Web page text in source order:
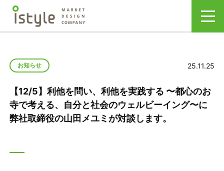
お知らせ 25.11.25
【12/5】利他を問い、利他を実践する 〜都心のお
寺で考える、自分と社会のウェルビーイング〜に
弊社取締役の山田メユミが対談します。